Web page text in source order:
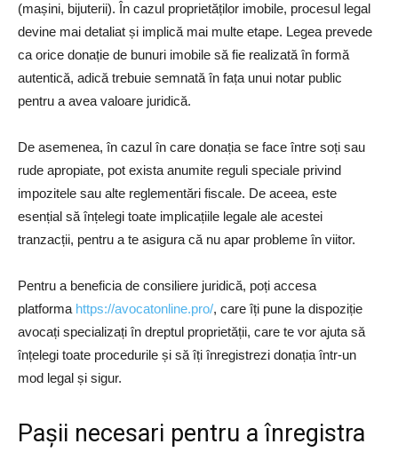
(mașini, bijuterii). În cazul proprietăților imobile, procesul legal
devine mai detaliat și implică mai multe etape. Legea prevede
ca orice donație de bunuri imobile să fie realizată în formă
autentică, adică trebuie semnată în fața unui notar public
pentru a avea valoare juridică.
De asemenea, în cazul în care donația se face între soți sau
rude apropiate, pot exista anumite reguli speciale privind
impozitele sau alte reglementări fiscale. De aceea, este
esențial să înțelegi toate implicațiile legale ale acestei
tranzacții, pentru a te asigura că nu apar probleme în viitor.
Pentru a beneficia de consiliere juridică, poți accesa
platforma https://avocatonline.pro/, care îți pune la dispoziție
avocați specializați în dreptul proprietății, care te vor ajuta să
înțelegi toate procedurile și să îți înregistrezi donația într-un
mod legal și sigur.
Pașii necesari pentru a înregistra